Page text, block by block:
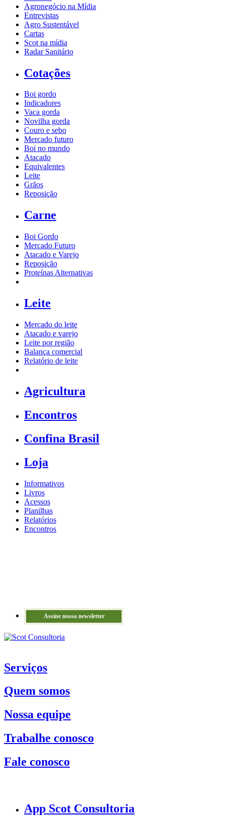
Agronegócio na Mídia
Entrevistas
Agro Sustentável
Cartas
Scot na mídia
Radar Sanitário
Cotações
Boi gordo
Indicadores
Vaca gorda
Novilha gorda
Couro e sebo
Mercado futuro
Boi no mundo
Atacado
Equivalentes
Leite
Grãos
Reposição
Carne
Boi Gordo
Mercado Futuro
Atacado e Varejo
Reposição
Proteínas Alternativas
Leite
Mercado do leite
Atacado e varejo
Leite por região
Balança comercial
Relatório de leite
Agricultura
Encontros
Confina Brasil
Loja
Informativos
Livros
Acessos
Planilhas
Relatórios
Encontros
Assine nossa newsletter
Serviços
Quem somos
Nossa equipe
Trabalhe conosco
Fale conosco
App Scot Consultoria